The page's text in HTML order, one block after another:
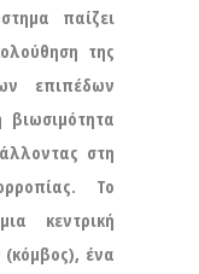
παίζει
της
επιπέδων
βιωσιμότητα
στη
Το
κεντρική
ένα